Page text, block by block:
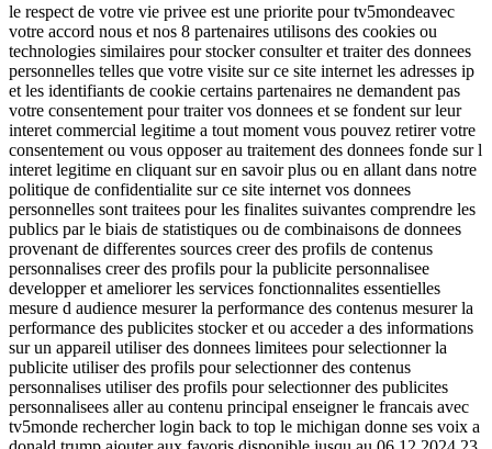
le respect de votre vie privee est une priorite pour tv5mondeavec
votre accord nous et nos 8 partenaires utilisons des cookies ou
technologies similaires pour stocker consulter et traiter des donnees
personnelles telles que votre visite sur ce site internet les adresses ip
et les identifiants de cookie certains partenaires ne demandent pas
votre consentement pour traiter vos donnees et se fondent sur leur
interet commercial legitime a tout moment vous pouvez retirer votre
consentement ou vous opposer au traitement des donnees fonde sur l
interet legitime en cliquant sur en savoir plus ou en allant dans notre
politique de confidentialite sur ce site internet vos donnees
personnelles sont traitees pour les finalites suivantes comprendre les
publics par le biais de statistiques ou de combinaisons de donnees
provenant de differentes sources creer des profils de contenus
personnalises creer des profils pour la publicite personnalisee
developper et ameliorer les services fonctionnalites essentielles
mesure d audience mesurer la performance des contenus mesurer la
performance des publicites stocker et ou acceder a des informations
sur un appareil utiliser des donnees limitees pour selectionner la
publicite utiliser des profils pour selectionner des contenus
personnalises utiliser des profils pour selectionner des publicites
personnalisees aller au contenu principal enseigner le francais avec
tv5monde rechercher login back to top le michigan donne ses voix a